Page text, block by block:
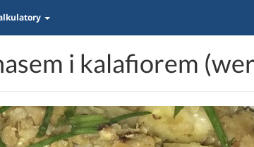
i kalafiorem